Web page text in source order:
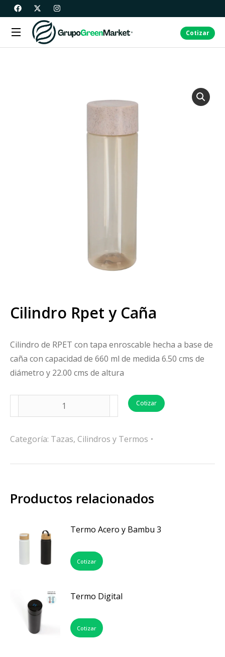
Cotizar
Cilindro Rpet y Caña
Cilindro de RPET con tapa enroscable hecha a base de
caña con capacidad de 660 ml de medida 6.50 cms de
diámetro y 22.00 cms de altura
Cotizar
Categoría: Tazas, Cilindros y Termos
Productos relacionados
Termo Acero y Bambu 3
Cotizar
Termo Digital
Cotizar